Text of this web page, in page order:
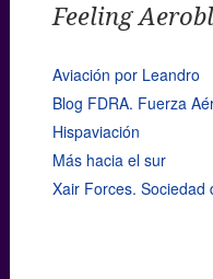
Feeling
Aviación por Leandro
Blog FDRA. Fuerza
Hispaviación
Más hacia el sur
Xair Forces. Sociedad